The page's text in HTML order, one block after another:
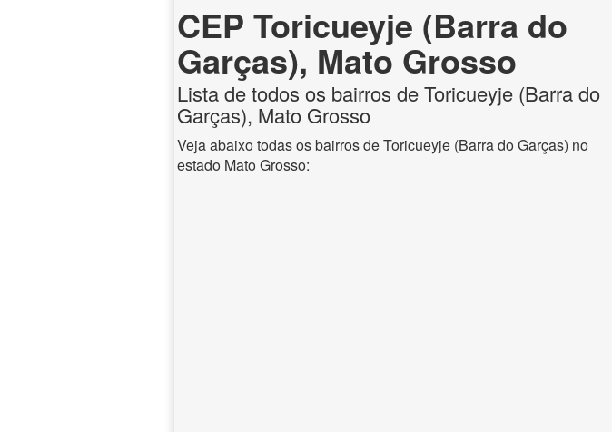
CEP Toricueyje (Barra do
Garças), Mato Grosso
Lista de todos os bairros de Toricueyje (Barra do
Garças), Mato Grosso
Veja abaixo todas os bairros de Toricueyje (Barra do Garças) no
estado Mato Grosso: